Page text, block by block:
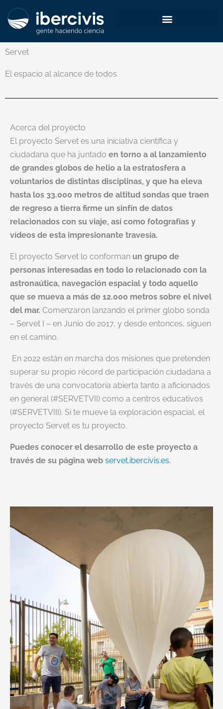
Servet
El espacio al alcance de todos
Acerca del proyecto
El proyecto Servet es una iniciativa científica y
ciudadana que ha juntado en torno a al lanzamiento
de grandes globos de helio a la estratosfera a
voluntarios de distintas disciplinas, y que ha eleva
hasta los 33.000 metros de altitud sondas que traen
de regreso a tierra firme un sinfín de datos
relacionados con su viaje, así como fotografías y
vídeos de esta impresionante travesía.
El proyecto Servet lo conforman un grupo de
personas interesadas en todo lo relacionado con la
astronaútica, navegación espacial y todo aquello
que se mueva a más de 12.000 metros sobre el nivel
del mar. Comenzaron lanzando el primer globo sonda
– Servet I – en Junio de 2017, y desde entonces, siguen
en el camino.
En 2022 están en marcha dos misiones que pretenden
superar su propio récord de participación ciudadana a
través de una convocatoria abierta tanto a aficionados
en general (#SERVETVII) como a centros educativos
(#SERVETVIII). Si te mueve la exploración espacial, el
proyecto Servet es tu proyecto.
Puedes conocer el desarrollo de este proyecto a
través de su página web servet.ibercivis.es.